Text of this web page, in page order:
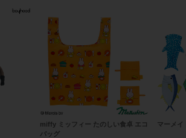
miffy ミッフィー たのしい食卓 エコ
バッグ
マーメイ